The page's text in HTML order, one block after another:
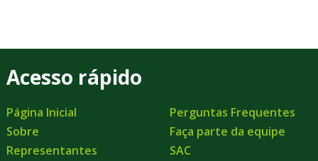
Acesso rápido
Página Inicial
Sobre
Representantes
Perguntas Frequentes
Faça parte da equipe
SAC